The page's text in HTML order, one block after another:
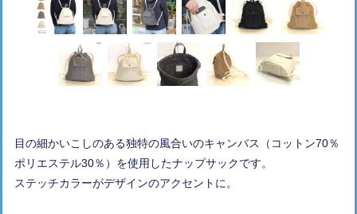
目の細かいこしのある独特の風合いのキャンバス（コットン70％
ポリエステル30％）を使用したナップサックです。
ステッチカラーがデザインのアクセントに。